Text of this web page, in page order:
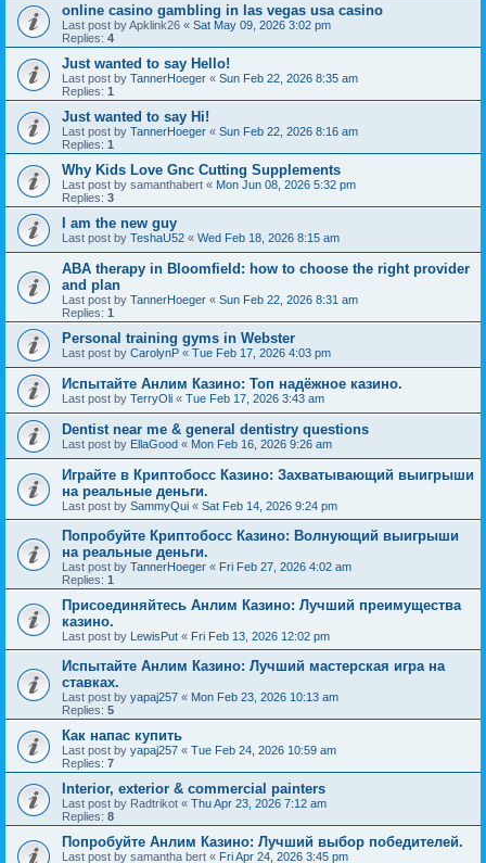
online casino gambling in las vegas usa casino
Last post byApklink26 « Sat May 09, 2026 3:02 pm
Replies: 4
Just wanted to say Hello!
Last post by TannerHoeger « Sun Feb 22, 2026 8:35 am
Replies: 1
Just wanted to say Hi!
Last post by TannerHoeger « Sun Feb 22, 2026 8:16 am
Replies: 1
Why Kids Love Gnc Cutting Supplements
Last post by samanthabert « Mon Jun 08, 2026 5:32 pm
Replies: 3
I am the new guy
Last post by TeshaU52 « Wed Feb 18, 2026 8:15 am
ABA therapy in Bloomfield: how to choose the right provider
and plan
Last post by TannerHoeger « Sun Feb 22, 2026 8:31 am
Replies: 1
Personal training gyms in Webster
Last post by CarolynP « Tue Feb 17, 2026 4:03 pm
Испытайте Анлим Казино: Топ надёжное казино.
Last post by TerryOli « Tue Feb 17, 2026 3:43 am
Dentist near me & general dentistry questions
Last post by EllaGood « Mon Feb 16, 2026 9:26 am
Играйте в Криптобосс Казино: Захватывающий выигрыши
на реальные деньги.
Last post by SammyQui « Sat Feb 14, 2026 9:24 pm
Попробуйте Криптобосс Казино: Волнующий выигрыши
на реальные деньги.
Last post by TannerHoeger « Fri Feb 27, 2026 4:02 am
Replies: 1
Присоединяйтесь Анлим Казино: Лучший преимущества
казино.
Last post by LewisPut « Fri Feb 13, 2026 12:02 pm
Испытайте Анлим Казино: Лучший мастерская игра на
ставках.
Last post by yapaj257 « Mon Feb 23, 2026 10:13 am
Replies: 5
Как напас купить
Last post by yapaj257 « Tue Feb 24, 2026 10:59 am
Replies: 7
Interior, exterior & commercial painters
Last post by Radtrikot « Thu Apr 23, 2026 7:12 am
Replies: 8
Попробуйте Анлим Казино: Лучший выбор победителей.
Last post by samantha bert « Fri Apr 24, 2026 3:45 pm